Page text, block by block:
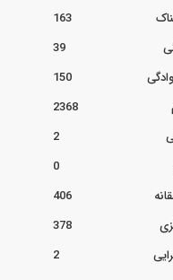
163
39
150
2368
2
0
406
378
2